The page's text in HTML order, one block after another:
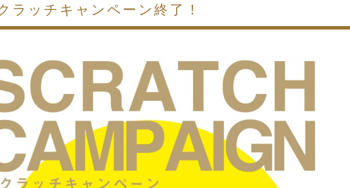
ラッチキャンペーン終了！